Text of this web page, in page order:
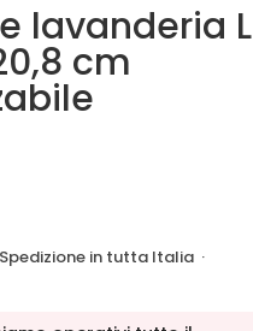
lavanderia L
cm
in tutta Italia·